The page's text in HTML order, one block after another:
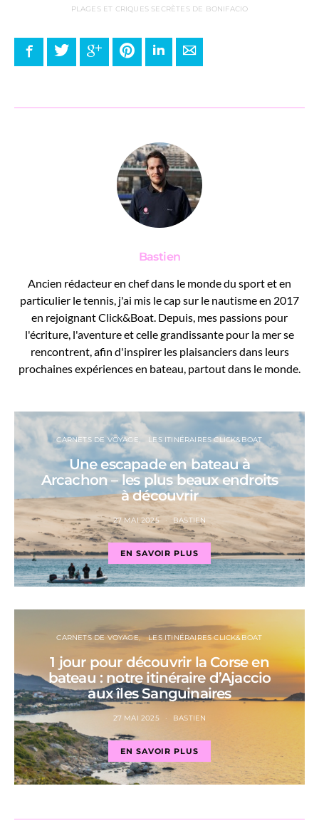
PLAGES ET CRIQUES SECRÈTES DE BONIFACIO
FacebookTwitter Google+ PinterestLinkedInE-mail
Bastien
Ancien rédacteur en chef dans le monde du sport et en
particulier le tennis, j'ai mis le cap sur le nautisme en 2017
en rejoignant Click&Boat. Depuis, mes passions pour
l'écriture, l'aventure et celle grandissante pour la mer se
rencontrent, afin d'inspirer les plaisanciers dans leurs
prochaines expériences en bateau, partout dans le monde.
CARNETS DE VOYAGE LES ITINÉRAIRES CLICK&BOAT
Une escapade en bateau à
Arcachon – les plus beaux endroits
à découvrir
27 MAI 2025 BASTIEN
EN SAVOIR PLUS
CARNETS DE VOYAGE LES ITINÉRAIRES CLICK&BOAT
1 jour pour découvrir la Corse en
bateau : notre itinéraire d’Ajaccio
aux îles Sanguinaires
27 MAI 2025 BASTIEN
EN SAVOIR PLUS